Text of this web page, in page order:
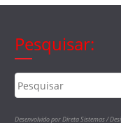
Pesquisar:
Desenvolvido por Direta Sistemas /